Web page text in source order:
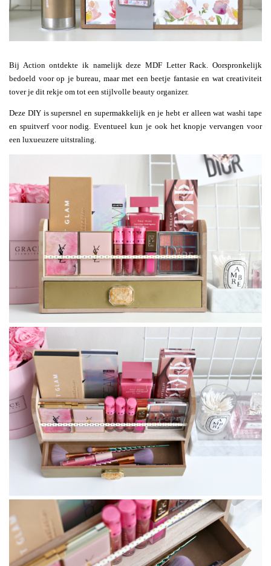
Bij Action ontdekte ik namelijk deze MDF Letter Rack. Oorspronkelijk
bedoeld voor op je bureau, maar met een beetje fantasie en wat creativiteit
tover je dit rekje om tot een stijlvolle beauty organizer.
Deze DIY is supersnel en supermakkelijk en je hebt er alleen wat washi tape
en spuitverf voor nodig. Eventueel kun je ook het knopje vervangen voor
een luxueuzere uitstraling.